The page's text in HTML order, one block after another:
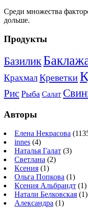
Среди множества
дольше.
Продукты
Базилик
КрахмалКреветки
Рис Рыба Салат
Авторы
Елена Некрасова
innes (4)
Наталья Галат (3)
Светлана (2)
Ксения (1)
Ольга Попкова (1)
Ксения Альбрандт (1)
Натали Белковская (1)
Александра (1)